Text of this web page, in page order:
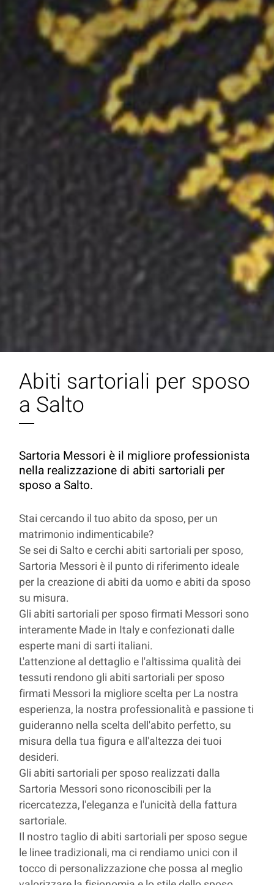
Abiti sartoriali per sposo
a Salto
Sartoria Messori è il migliore professionista
nella realizzazione di abiti sartoriali per
sposo a Salto.
Stai cercando il tuo abito da sposo, per un
matrimonio indimenticabile?
Se sei di Salto e cerchi abiti sartoriali per sposo,
Sartoria Messori è il punto di riferimento ideale
per la creazione di abiti da uomo e abiti da sposo
su misura.
Gli abiti sartoriali per sposo firmati Messori sono
interamente Made in Italy e confezionati dalle
esperte mani di sarti italiani.
L'attenzione al dettaglio e l'altissima qualità dei
tessuti rendono gli abiti sartoriali per sposo
firmati Messori la migliore scelta per La nostra
esperienza, la nostra professionalità e passione ti
guideranno nella scelta dell'abito perfetto, su
misura della tua figura e all'altezza dei tuoi
desideri.
Gli abiti sartoriali per sposo realizzati dalla
Sartoria Messori sono riconoscibili per la
ricercatezza, l'eleganza e l'unicità della fattura
sartoriale.
Il nostro taglio di abiti sartoriali per sposo segue
le linee tradizionali, ma ci rendiamo unici con il
tocco di personalizzazione che possa al meglio